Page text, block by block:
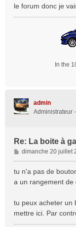
le forum donc je
In the
admin
Administrateur
Re: La boite à
M
e
a
e
dimanche 20 juillet
tu n'a pas de
a un rangement de
tu peux acheter un
mettre ici. Par